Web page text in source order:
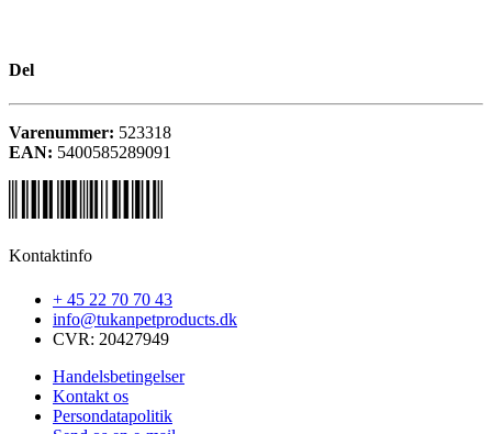
Del
Varenummer: 523318
EAN: 5400585289091
Kontaktinfo
+ 45 22 70 70 43
info@tukanpetproducts.dk
CVR: 20427949
Handelsbetingelser
Kontakt os
Persondatapolitik